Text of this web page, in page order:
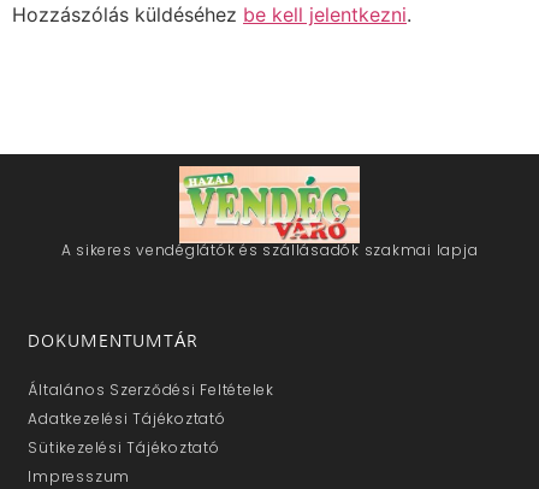
Hozzászólás küldéséhez be kell jelentkezni.
A sikeres vendéglátók és szállásadók szakmai lapja
DOKUMENTUMTÁR
Általános Szerződési Feltételek
Adatkezelési Tájékoztató
Sütikezelési Tájékoztató
Impresszum